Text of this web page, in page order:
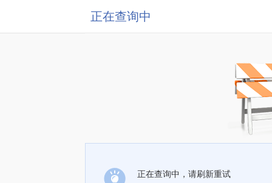
正在查询中
正在查询中，请刷新重试